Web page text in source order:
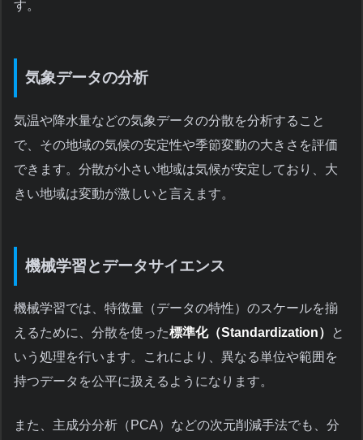
す。
気象データの分析
気温や降水量などの気象データの分散を分析すること
で、その地域の気候の安定性や季節変動の大きさを評価
できます。分散が小さい地域は気候が安定しており、大
きい地域は変動が激しいと言えます。
機械学習とデータサイエンス
機械学習では、特徴量（データの特性）のスケールを揃
えるために、分散を使った標準化（Standardization）
と
いう処理を行います。これにより、異なる単位や範囲を
持つデータを公平に扱えるようになります。
また、主成分分析（PCA）などの次元削減手法でも、分